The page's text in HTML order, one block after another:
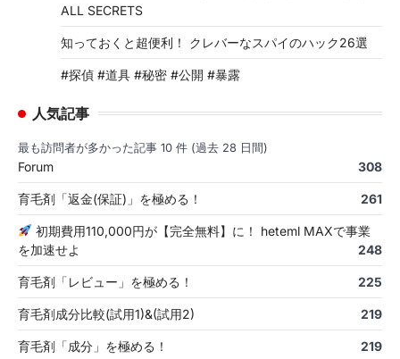
ALL SECRETS
知っておくと超便利！ クレバーなスパイのハック26選
#探偵 #道具 #秘密 #公開 #暴露
人気記事
最も訪問者が多かった記事 10 件 (過去 28 日間)
Forum 308
育毛剤「返金(保証)」を極める！ 261
初期費用110,000円が【完全無料】に！ heteml MAXで事業
を加速せよ
248
育毛剤「レビュー」を極める！ 225
育毛剤成分比較(試用1)&(試用2) 219
育毛剤「成分」を極める！ 219